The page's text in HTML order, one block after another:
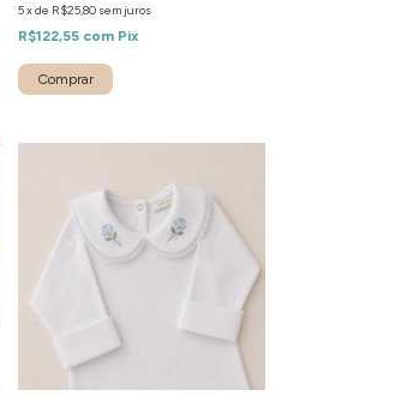
5xde R$25,80 sem juros
R$122,55 com Pix